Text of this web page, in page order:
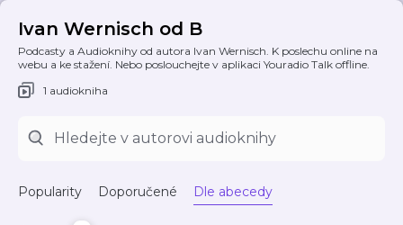
Ivan Wernisch od B
Podcasty a Audioknihy od autora Ivan Wernisch. K poslechu online na
webu a ke stažení. Nebo poslouchejte v aplikaci Youradio Talk offline.
1 audiokniha
Popularity Doporučené Dle abecedy